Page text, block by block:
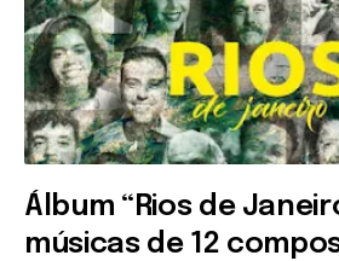
Álbum “Rios de
músicas de 12